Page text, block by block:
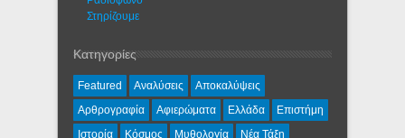
Στηρίζουμε
Κατηγορίες
Featured Αναλύσεις
Αποκαλύψεις
Αρθρογραφία
Αφιερώματα Ελλάδα
Επιστήμη
Ιστορία
Κόσμος Μυθολογία Νέα Τάξη